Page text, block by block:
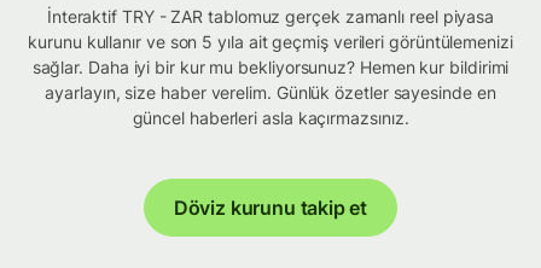
İnteraktif TRY - ZAR tablomuz gerçek zamanlı reel piyasa
kurunu kullanır ve son 5 yıla ait geçmiş verileri görüntülemenizi
sağlar. Daha iyi bir kur mu bekliyorsunuz? Hemen kur bildirimi
ayarlayın, size haber verelim. Günlük özetler sayesinde en
güncel haberleri asla kaçırmazsınız.
Döviz kurunu takip et